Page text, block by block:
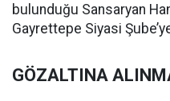
bulunduğu Sansaryan
Gayrettepe Siyasi
GÖZALTINA